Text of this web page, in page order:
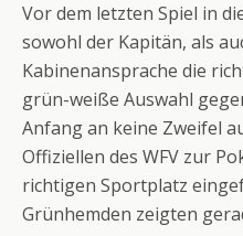
Vor dem letzten Spiel in
sowohl der Kapitän, als
Kabinenansprache die
grün-weiße Auswahl
Anfang an keine Zweifel
Offiziellen des WFV zur
richtigen Sportplatz
Grünhemden zeigten